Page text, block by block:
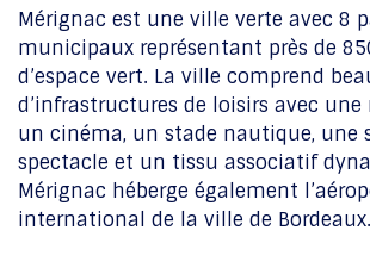
Mérignac est une ville verte avec 8
municipaux représentant près de
d’espace vert. La ville comprend
d’infrastructures de loisirs avec une
un cinéma, un stade nautique, une
spectacle et un tissu associatif
Mérignac héberge également
international de la ville de Bordeaux.